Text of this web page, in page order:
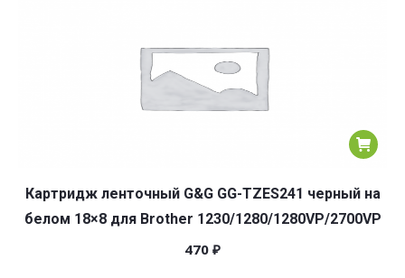
Картридж ленточный G&G GG-TZES241 черный на
белом 18×8 для Brother 1230/1280/1280VP/2700VP
470 ₽